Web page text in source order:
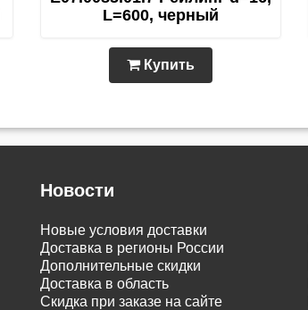
L=600, черный
Купить
Новости
Новые условия доставки
Доставка в регионы России
Дополнительные скидки
Доставка в область
Скидка при заказе на сайте